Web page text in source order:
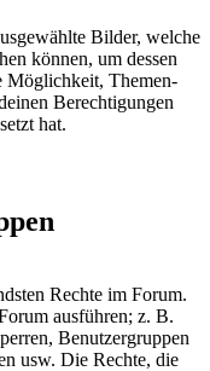
Bilder, welche
können, um dessen
Möglichkeit, Themen-
Berechtigungen
hat.
Rechte im Forum.
ausführen; z. B.
Benutzergruppen
usw. Die Rechte, die